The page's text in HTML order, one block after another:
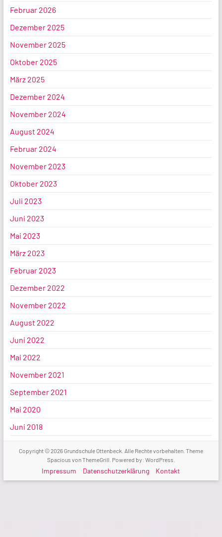
Februar 2026
Dezember 2025
November 2025
Oktober 2025
März 2025
Dezember 2024
November 2024
August 2024
Februar 2024
November 2023
Oktober 2023
Juli 2023
Juni 2023
Mai 2023
März 2023
Februar 2023
Dezember 2022
November 2022
August 2022
Juni 2022
Mai 2022
November 2021
September 2021
Mai 2020
Juni 2018
Copyright © 2026 Grundschule Ottenbeck . Alle Rechte vorbehalten. Theme
Spacious von ThemeGrill. Powered by: WordPress
Impressum Datenschutzerklärung Kontakt